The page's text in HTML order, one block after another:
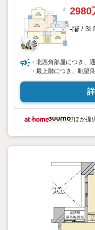
2980
-階 /
・北西角部屋につき、
・最上階につき、眺望
ほか提